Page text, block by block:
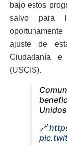
bajo estos
salvo para
ajuste de
Ciudadanía
(USCIS).
🔗